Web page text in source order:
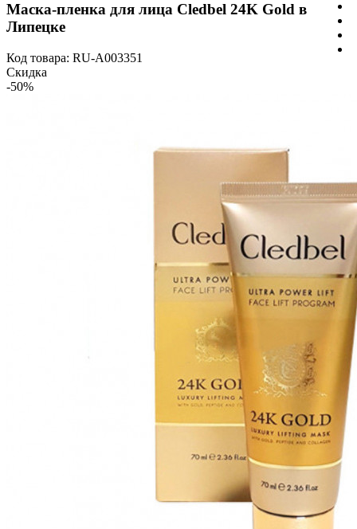
Маска-пленка для лица Cledbel 24K Gold в
Липецке
Код товара: RU-A003351
Скидка
-50%